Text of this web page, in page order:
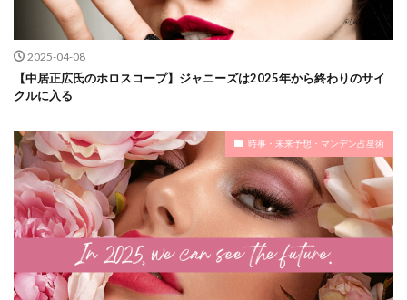
2025-04-08
【中居正広氏のホロスコープ】ジャニーズは2025年から終わりのサイ
クルに入る
時事・未来予想・マンデン占星術